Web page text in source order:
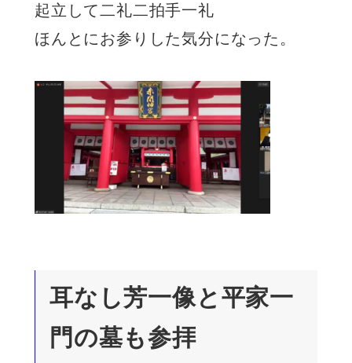
起立して二礼二拍手一礼
ほんとにお参りした気分になった。
耳なし芳一像と平家一
門の墓も参拝